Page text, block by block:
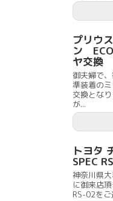
プリウ
ン
ヤ交換
御夫婦で
準装着の
交換とな
が...
トヨタ
SPEC
神奈川県
に御来店
RS-02をご